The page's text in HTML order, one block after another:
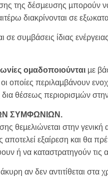
της δέσµευσης µπορούν να
διακρίνονται σε
σε συµβάσεις ίδιας
οµαδοποιούνται µε
οι οποίες περιλαµβάνουν
δια θέσεως περιορισµών
ΣΥΜΦΩΝΙΩΝ.
θεµελιώνεται στην
εξαίρεση και θα
ή να καταστρατηγούν τις
αν δεν αντιτίθεται